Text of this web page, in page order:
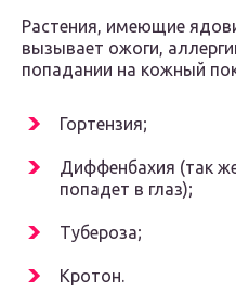
Растения, имеющие
вызывает ожоги,
попадании на кожный
Гортензия;
Диффенбахия (так
попадет в глаз);
Тубероза;
Кротон.